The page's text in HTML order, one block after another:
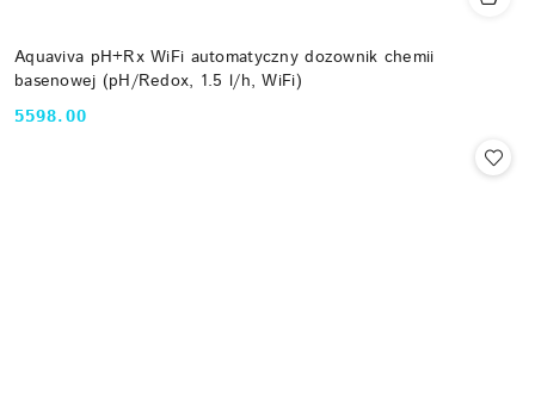
Aquaviva pH+Rx WiFi automatyczny dozownik chemii
basenowej (pH/Redox, 1.5 l/h, WiFi)
Cena:
5598.00